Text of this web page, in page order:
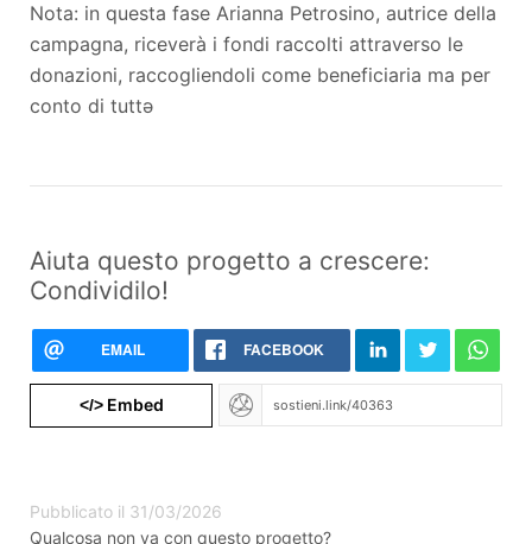
Nota: in questa fase Arianna Petrosino, autrice della
campagna, riceverà i fondi raccolti attraverso le
donazioni, raccogliendoli come beneficiaria ma per
conto di tuttə
Aiuta questo progetto a crescere:
Condividilo!
EMAIL FACEBOOK
</>Embed
Pubblicato il 31/03/2026
Qualcosa non va con questo progetto?